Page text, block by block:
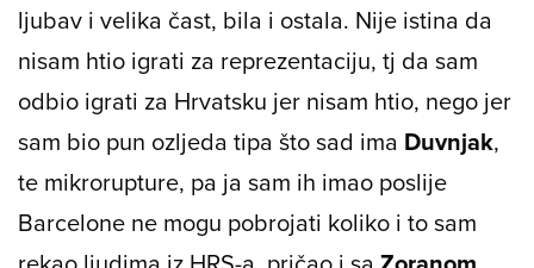
ljubav i velika čast, bila i ostala. Nije istina da
nisam htio igrati za reprezentaciju, tj da sam
odbio igrati za Hrvatsku jer nisam htio, nego jer
sam bio pun ozljeda tipa što sad ima Duvnjak,
te mikrorupture, pa ja sam ih imao poslije
Barcelone ne mogu pobrojati koliko i to sam